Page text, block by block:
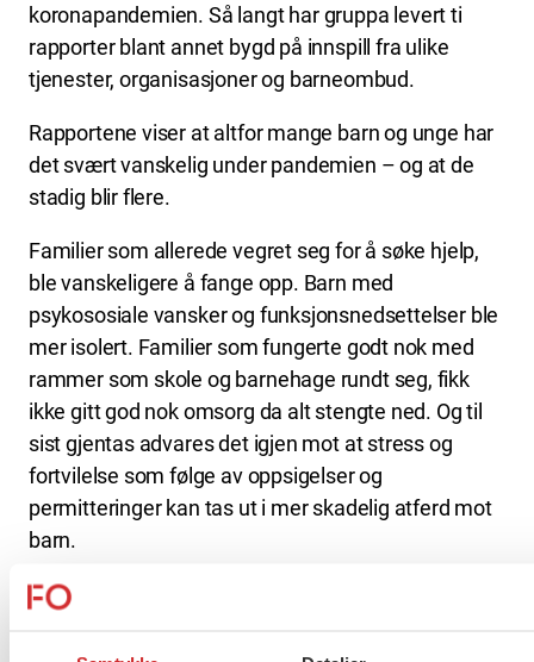
koronapandemien. Så langt har gruppa levert ti
rapporter blant annet bygd på innspill fra ulike
tjenester, organisasjoner og barneombud.
Rapportene viser at altfor mange barn og unge har
det svært vanskelig under pandemien – og at de
stadig blir flere.
Familier som allerede vegret seg for å søke hjelp,
ble vanskeligere å fange opp. Barn med
psykososiale vansker og funksjonsnedsettelser ble
mer isolert. Familier som fungerte godt nok med
rammer som skole og barnehage rundt seg, fikk
ikke gitt god nok omsorg da alt stengte ned. Og til
sist gjentas advares det igjen mot at stress og
fortvilelse som følge av oppsigelser og
permitteringer kan tas ut i mer skadelig atferd mot
barn.
Derfor er det nå, i en tredje smittebølge, helt